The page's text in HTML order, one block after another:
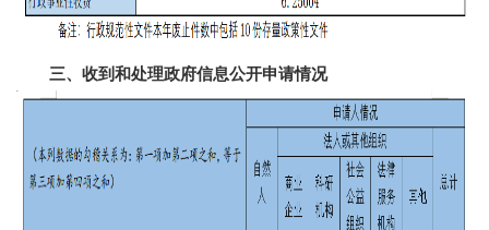
三、收到和处理政府信息公开申请情况